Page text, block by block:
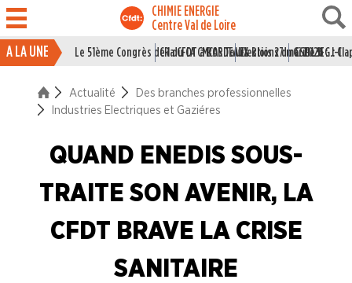
CHIMIE ENERGIE
Centre Val de Loire
ACTUALITÉ
La vie du Syndicat
Industries du Caoutchouc
Industries Electriques et Gaziéres
A LA UNE Le 51ème Congrès de la CFDT à BORDEAUX
CR du CA CMCAS Tours Blois 27 mai 2026
Elections du CSE LSI : J-1
Grille IEG :
Actualité
Des branches professionnelles
Industries Electriques et Gaziéres
QUAND ENEDIS SOUS-
TRAITE SON AVENIR, LA
CFDT BRAVE LA CRISE
SANITAIRE